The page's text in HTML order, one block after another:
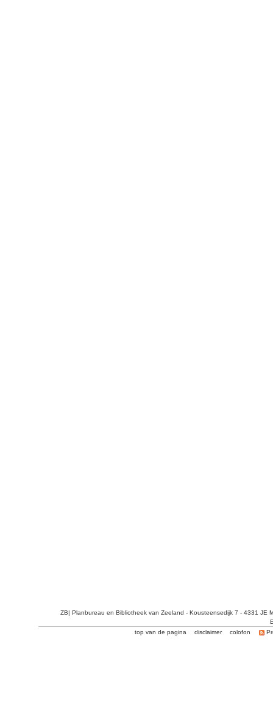
ZB| Planbureau en Bibliotheek van Zeeland - Kousteensedijk 7 - 4331 JE
top van de pagina
disclaimer colofon